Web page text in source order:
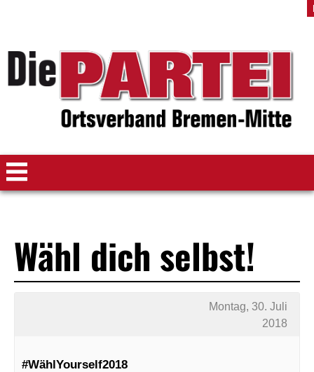
Wähl dich selbst!
Montag, 30. Juli
2018
#WählYourself2018